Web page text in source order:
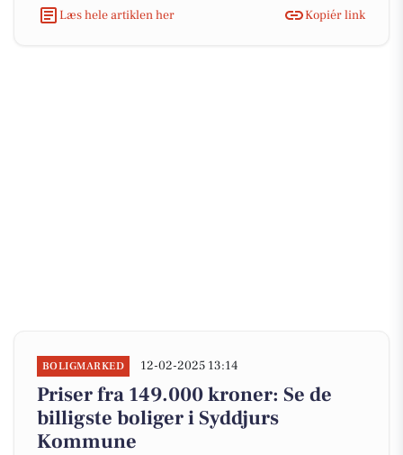
Læs hele artiklen her
Kopiér link
BOLIGMARKED 12-02-2025 13:14
Priser fra 149.000 kroner: Se de
billigste boliger i Syddjurs
Kommune